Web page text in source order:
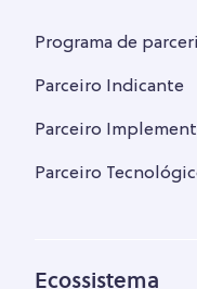
Programa de
Parceiro Indicante
Parceiro
Parceiro
Ecossistema